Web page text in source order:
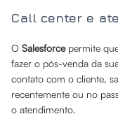
Call center e
O Salesforcepermite
fazer o pós-venda da
contato com o cliente,
recentemente ou no
o atendimento.